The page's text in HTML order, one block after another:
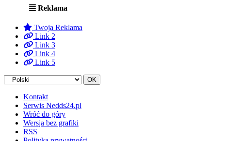
Reklama
Twoja Reklama
Link 2
Link 3
Link 4
Link 5
Kontakt
Serwis Nedds24.pl
Wróć do góry
Wersja bez grafiki
RSS